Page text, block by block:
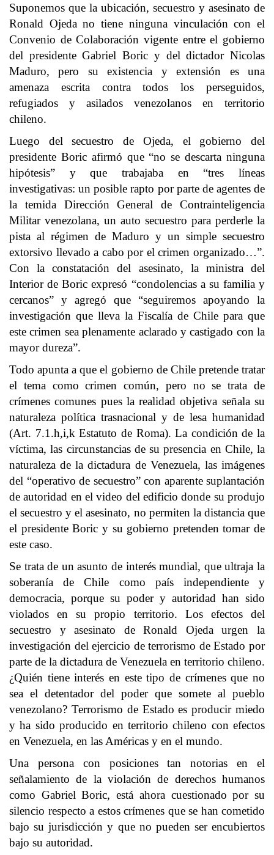
Suponemos que la ubicación, secuestro y asesinato de
Ronald Ojeda no tiene ninguna vinculación con el
Convenio de Colaboración vigente entre el gobierno
del presidente Gabriel Boric y del dictador Nicolas
Maduro, pero su existencia y extensión es una
amenaza escrita contra todos los perseguidos,
refugiados y asilados venezolanos en territorio
chileno.
Luego del secuestro de Ojeda, el gobierno del
presidente Boric afirmó que “no se descarta ninguna
hipótesis” y que trabajaba en “tres líneas
investigativas: un posible rapto por parte de agentes de
la temida Dirección General de Contrainteligencia
Militar venezolana, un auto secuestro para perderle la
pista al régimen de Maduro y un simple secuestro
extorsivo llevado a cabo por el crimen organizado…”.
Con la constatación del asesinato, la ministra del
Interior de Boric expresó “condolencias a su familia y
cercanos” y agregó que “seguiremos apoyando la
investigación que lleva la Fiscalía de Chile para que
este crimen sea plenamente aclarado y castigado con la
mayor dureza”.
Todo apunta a que el gobierno de Chile pretende tratar
el tema como crimen común, pero no se trata de
crímenes comunes pues la realidad objetiva señala su
naturaleza política trasnacional y de lesa humanidad
(Art. 7.1.h,i,k Estatuto de Roma). La condición de la
víctima, las circunstancias de su presencia en Chile, la
naturaleza de la dictadura de Venezuela, las imágenes
del “operativo de secuestro” con aparente suplantación
de autoridad en el video del edificio donde su produjo
el secuestro y el asesinato, no permiten la distancia que
el presidente Boric y su gobierno pretenden tomar de
este caso.
Se trata de un asunto de interés mundial, que ultraja la
soberanía de Chile como país independiente y
democracia, porque su poder y autoridad han sido
violados en su propio territorio. Los efectos del
secuestro y asesinato de Ronald Ojeda urgen la
investigación del ejercicio de terrorismo de Estado por
parte de la dictadura de Venezuela en territorio chileno.
¿Quién tiene interés en este tipo de crímenes que no
sea el detentador del poder que somete al pueblo
venezolano? Terrorismo de Estado es producir miedo
y ha sido producido en territorio chileno con efectos
en Venezuela, en las Américas y en el mundo.
Una persona con posiciones tan notorias en el
señalamiento de la violación de derechos humanos
como Gabriel Boric, está ahora cuestionado por su
silencio respecto a estos crímenes que se han cometido
bajo su jurisdicción y que no pueden ser encubiertos
bajo su autoridad.